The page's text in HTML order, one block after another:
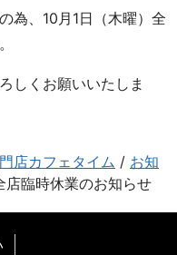
為、10月1日（木曜）全
しくお願いいたしま
店カフェタイム / お知
店臨時休業のお知らせ